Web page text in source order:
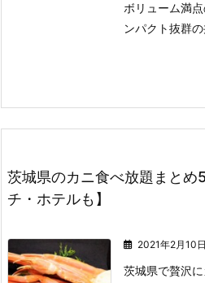
ボリューム満
ンパクト抜群
茨城県のカニ食べ放題まとめ
チ・ホテルも】
2021年2月10日
茨城県で贅沢